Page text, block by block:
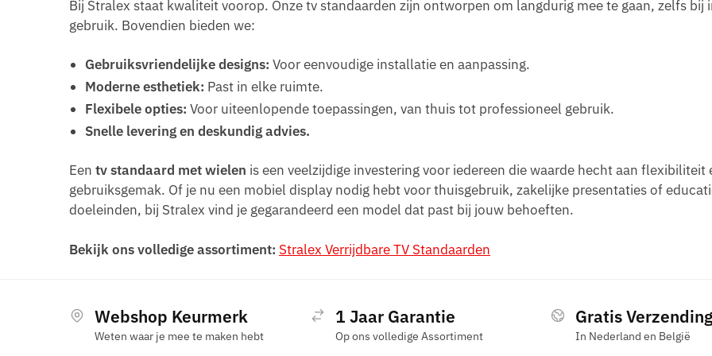
Bij Stralex staat kwaliteit voorop. Onze tv standaarden zijn ontworpen om langdurig mee te gaan, zelfs bij
gebruik. Bovendien bieden we:
Gebruiksvriendelijke designs: Voor eenvoudige installatie en aanpassing.
Moderne esthetiek: Past in elke ruimte.
Flexibele opties: Voor uiteenlopende toepassingen, van thuis tot professioneel gebruik.
Snelle levering en deskundig advies.
Een tv standaard met wielen is een veelzijdige investering voor iedereen die waarde hecht aan flexibiliteit
gebruiksgemak. Of je nu een mobiel display nodig hebt voor thuisgebruik, zakelijke presentaties of
doeleinden, bij Stralex vind je gegarandeerd een model dat past bij jouw behoeften.
Bekijk ons volledige assortiment: Stralex Verrijdbare TV Standaarden
Webshop Keurmerk
Weten waar je mee te maken hebt
1 Jaar Garantie
Op ons volledige Assortiment
Gratis Verzending
In Nederland en België